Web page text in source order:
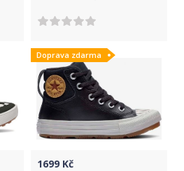
Doprava zdarma
1699 Kč